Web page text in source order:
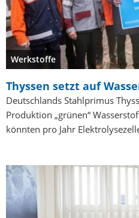
Werkstoffe
Thyssen setzt auf
Deutschlands Stahlprimus
Produktion „grünen“
könnten pro Jahr